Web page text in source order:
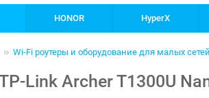
HONOR HyperX
Wi-Fi роутеры и оборудование для малых сетей
Link Archer T1300U